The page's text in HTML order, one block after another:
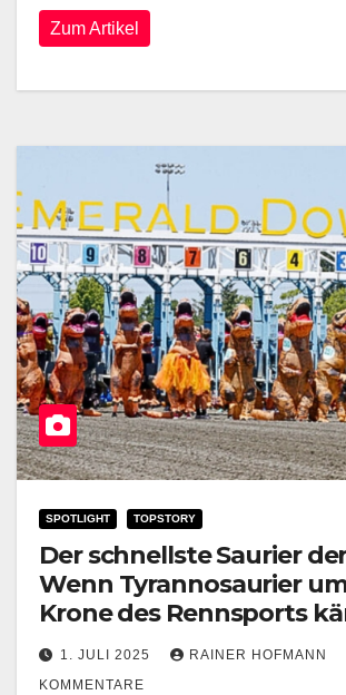
Zum Artikel
SPOTLIGHT TOPSTORY
Der schnellste Saurier
Wenn Tyrannosaurier
Krone des Rennsports
1. JULI 2025 RAINER HOFMANN
KOMMENTARE